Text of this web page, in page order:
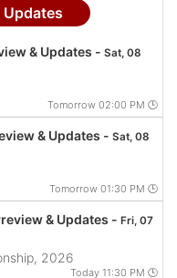
Updates
& Updates - Sat, 08
Tomorrow 02:00 PM 🕒
& Updates - Sat, 08
Tomorrow 01:30 PM 🕒
& Updates - Fri, 07
2026
Today 11:30 PM 🕒